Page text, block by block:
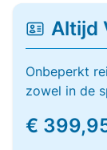
Altijd
Onbeperkt
zowel in de
€